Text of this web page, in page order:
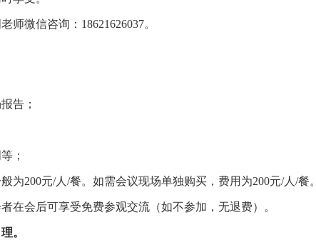
师微信咨询：18621626037。
告；
；
为200元/人/餐。如需会议现场单独购买，费用为200元/人/餐。
在会后可享受免费参观交流（如不参加，无退费）。
。